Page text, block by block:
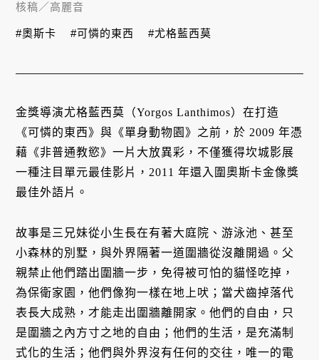
金獎導演尤格藍西莫（Yorgos Lanthimos）在打造
《可憐的東西》與《單身動物園》之前，於 2009 年憑
藉《非普通教慾》一片大放異彩，不僅獲得坎城影展
一種注目單元最佳影片，2011 年還入圍奧斯卡金像獎
最佳外語片。
故事是三兄妹從小生長在有著大庭院、游泳池、甚至
小森林的別墅，與外界隔著一道圍牆從沒離開過。父
親禁止他們踏出圍牆一步，免得被可怕的貓怪吃掉，
為保衛家園，他們像狗一樣在地上吠；當犬齒掉落代
表長大成熟，才能走出圍牆離開家。他們的自由，只
是圍牆之內方寸之地的自由；他們的生活，是充滿制
式化的生活；他們與外界沒有任何的交往，唯一的電
核稿／高麗音
#奧斯卡 #可憐的東西 #尤格藍西莫